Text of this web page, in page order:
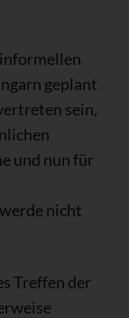
geplant
sein,
und nun für
nicht
Treffen der